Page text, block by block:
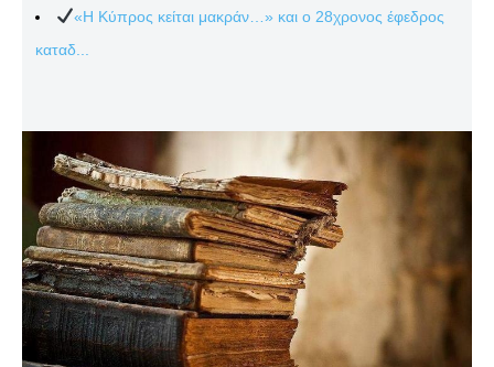
«Η Κύπρος κείται μακράν…» και ο 28χρονος έφεδρος
καταδ...